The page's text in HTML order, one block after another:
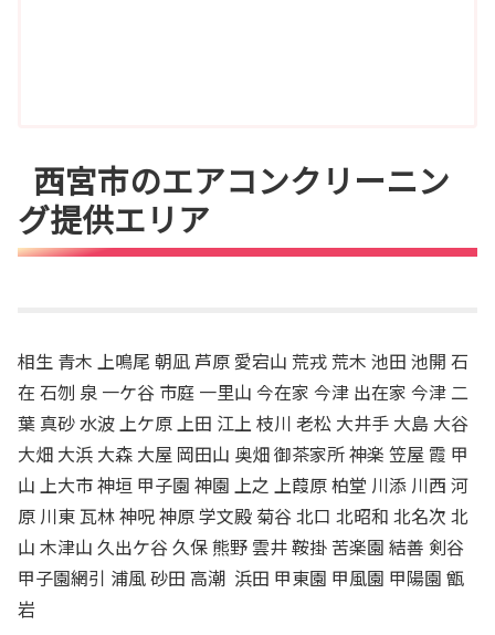
西宮市のエアコンクリーニン
グ提供エリア
相生 青木 上鳴尾 朝凪 芦原 愛宕山 荒戎 荒木 池田 池開 石
在 石刎 泉 一ケ谷 市庭 一里山 今在家 今津 出在家 今津 二
葉 真砂 水波 上ケ原 上田 江上 枝川 老松 大井手 大島 大谷
大畑 大浜 大森 大屋 岡田山 奥畑 御茶家所 神楽 笠屋 霞 甲
山 上大市 神垣 甲子園 神園 上之 上葭原 柏堂 川添 川西 河
原 川東 瓦林 神呪 神原 学文殿 菊谷 北口 北昭和 北名次 北
山 木津山 久出ケ谷 久保 熊野 雲井 鞍掛 苦楽園 結善 剣谷
甲子園網引 浦風 砂田 高潮 浜田 甲東園 甲風園 甲陽園 甑
岩